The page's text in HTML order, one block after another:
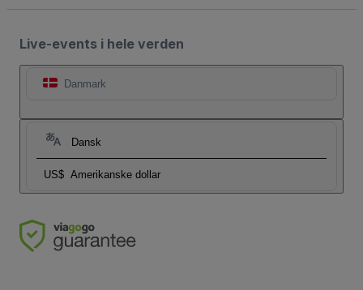
Live-events i hele verden
Danmark
Dansk
US$ Amerikanske dollar